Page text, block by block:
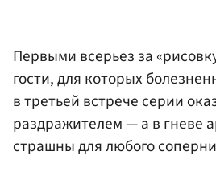
Первыми всерьез за
гости, для которых
в третьей встрече серии
раздражителем — а в гневе
страшны для любого